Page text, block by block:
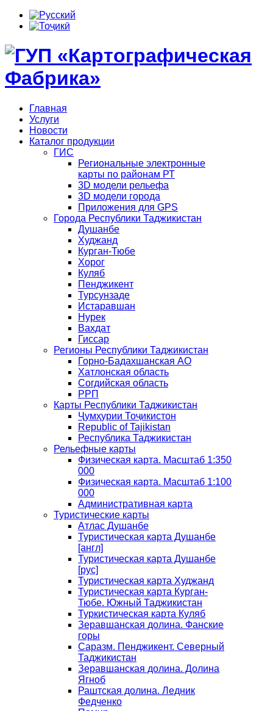
Главная
Услуги
Новости
Каталог продукции
ГИС
Региональные электронные
карты по районам РТ
3D модели рельефа
3D модели города
Приложения для GPS
Города Республики Таджикистан
Душанбе
Худжанд
Курган-Тюбе
Хорог
Куляб
Пенджикент
Турсунзаде
Истаравшан
Нурек
Вахдат
Гиссар
Регионы Республики Таджикистан
Горно-Бадахшанская АО
Хатлонская область
Согдийская область
РРП
Карты Республики Таджикистан
Ҷумҳурии Тоҷикистон
Republic of Tajikistan
Республика Таджикистан
Рельефные карты
Физическая карта. Масштаб 1:350
000
Физическая карта. Масштаб 1:100
000
Административная карта
Туристические карты
Атлас Душанбе
Туристическая карта Душанбе
[англ]
Туристическая карта Душанбе
[рус]
Туристическая карта Худжанд
Туристическая карта Курган-
Тюбе. Южный Таджикистан
Туркистическая карта Куляб
Зеравшанская долина. Фанские
горы
Саразм. Пенджикент. Северный
Таджикистан
Зеравшанская долина. Долина
Ягноб
Раштская долина. Ледник
Федченко